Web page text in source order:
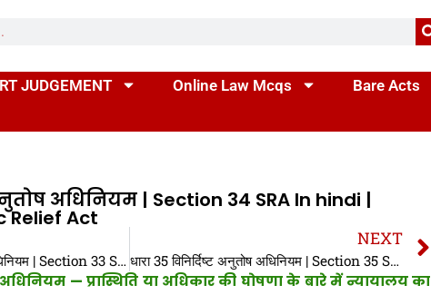
JUDGEMENT Online Law Mcqs Bare Acts
अधिनियम | Section 34 SRA In hindi |
Relief Act
धारा 33 विनिर्दिष्ट अनुतोष अधिनियम | Section 33 SRA In hindi | Section 33 Specific Relief Act
NEXT
धारा 35 विनिर्दिष्ट अनुतोष अधिनियम | Section 35 SRA In hindi | Section 35 Specific Relief Act
अधिनियम —प्रास्थिति या अधिकार की घोषणा के बारे में न्यायालय का